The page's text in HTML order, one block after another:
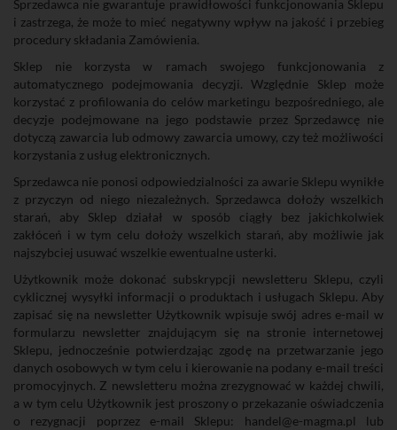
Sprzedawca nie gwarantuje prawidłowości funkcjonowania Sklepu
i zastrzega, że może to mieć negatywny wpływ na jakość i przebieg
procedury składania Zamówienia.
Sklep nie korzysta w ramach swojego funkcjonowania z
automatycznego podejmowania decyzji. Względnie Sklep może
korzystać z profilowania do celów marketingu bezpośredniego, ale
decyzje podejmowane na jego podstawie przez Sprzedawcę nie
dotyczą zawarcia lub odmowy zawarcia umowy, czy też możliwości
korzystania z usług elektronicznych.
Sprzedawca nie ponosi odpowiedzialności za awarie Sklepu wynikłe
z przyczyn od niego niezależnych. Sprzedawca dołoży wszelkich
starań, aby Sklep działał w sposób ciągły bez jakichkolwiek
zakłóceń i w tym celu dołoży wszelkich starań, aby możliwie jak
najszybciej usuwać wszelkie ewentualne usterki.
Użytkownik może dokonać subskrypcji newsletteru Sklepu, czyli
cyklicznej wysyłki informacji o produktach i usługach Sklepu. Aby
zapisać się na newsletter Użytkownik wpisuje swój adres e-mail w
formularzu newsletter znajdującym się na stronie internetowej
Sklepu, jednocześnie potwierdzając zgodę na przetwarzanie jego
danych osobowych w tym celu i kierowanie na podany e-mail treści
promocyjnych. Z newsletteru można zrezygnować w każdej chwili,
a w tym celu Użytkownik jest proszony o przekazanie oświadczenia
o rezygnacji poprzez e-mail Sklepu: handel@e-magma.pl lub